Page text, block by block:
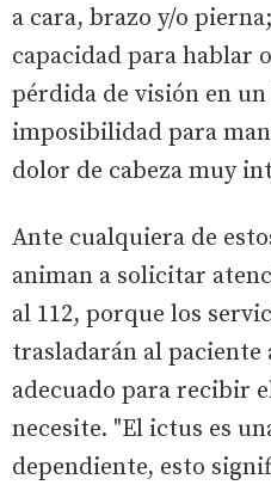
a cara, brazo y/o
capacidad para hablar
pérdida de visión en
imposibilidad para
dolor de cabeza muy
Ante cualquiera de
animan a solicitar
al 112, porque los
trasladarán al paciente
adecuado para recibir
necesite. "El ictus es
dependiente, esto